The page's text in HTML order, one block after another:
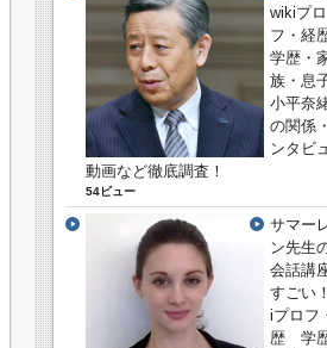
wikiプロ
フ・経
学歴・
族・息
小平奈
の関係
ンタビ
動画など徹底調査！
54ビュー
サマー
ン先生
会話講
すごい
iプロフ
歴 学